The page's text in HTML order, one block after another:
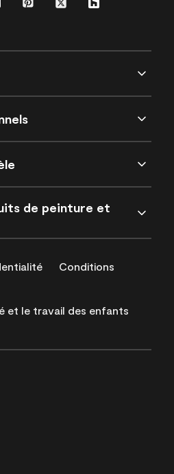
de peinture et
Conditions
et le travail des enfants